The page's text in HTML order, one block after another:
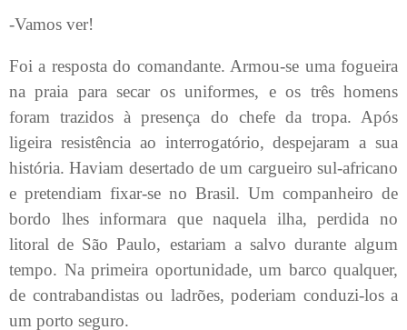
-Vamos ver!
Foi a resposta do comandante. Armou-se uma fogueira
na praia para secar os uniformes, e os três homens
foram trazidos à presença do chefe da tropa. Após
ligeira resistência ao interrogatório, despejaram a sua
história. Haviam desertado de um cargueiro sul-africano
e pretendiam fixar-se no Brasil. Um companheiro de
bordo lhes informara que naquela ilha, perdida no
litoral de São Paulo, estariam a salvo durante algum
tempo. Na primeira oportunidade, um barco qualquer,
de contrabandistas ou ladrões, poderiam conduzi-los a
um porto seguro.